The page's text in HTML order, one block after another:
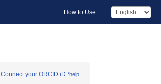
How to Use
Connect your ORCID iD *help